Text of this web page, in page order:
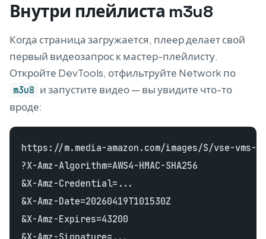
Внутри плейлиста m3u8
Когда страница загружается, плеер делает свой
первый видеозапрос к мастер-плейлисту.
Откройте DevTools, отфильтруйте Network по
m3u8 и запустите видео — вы увидите что-то
вроде:
https://m.media-amazon.com/images/S/vse-
?X-Amz-Algorithm=AWS4-HMAC-SHA256
&X-Amz-Credential=...
&X-Amz-Date=20260419T101530Z
&X-Amz-Expires=43200